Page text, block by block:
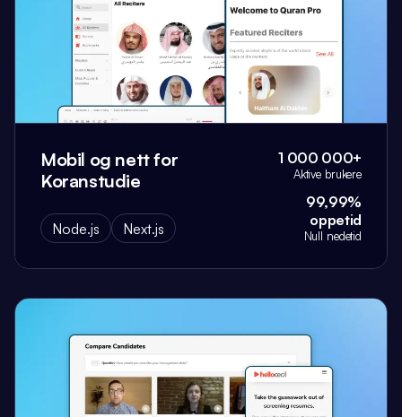
Mobil og nett for
Koranstudie
Node.js Next.js
1 000 000+
Aktive brukere
99,99%
oppetid
Null nedetid